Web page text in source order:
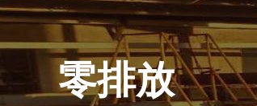
零排放